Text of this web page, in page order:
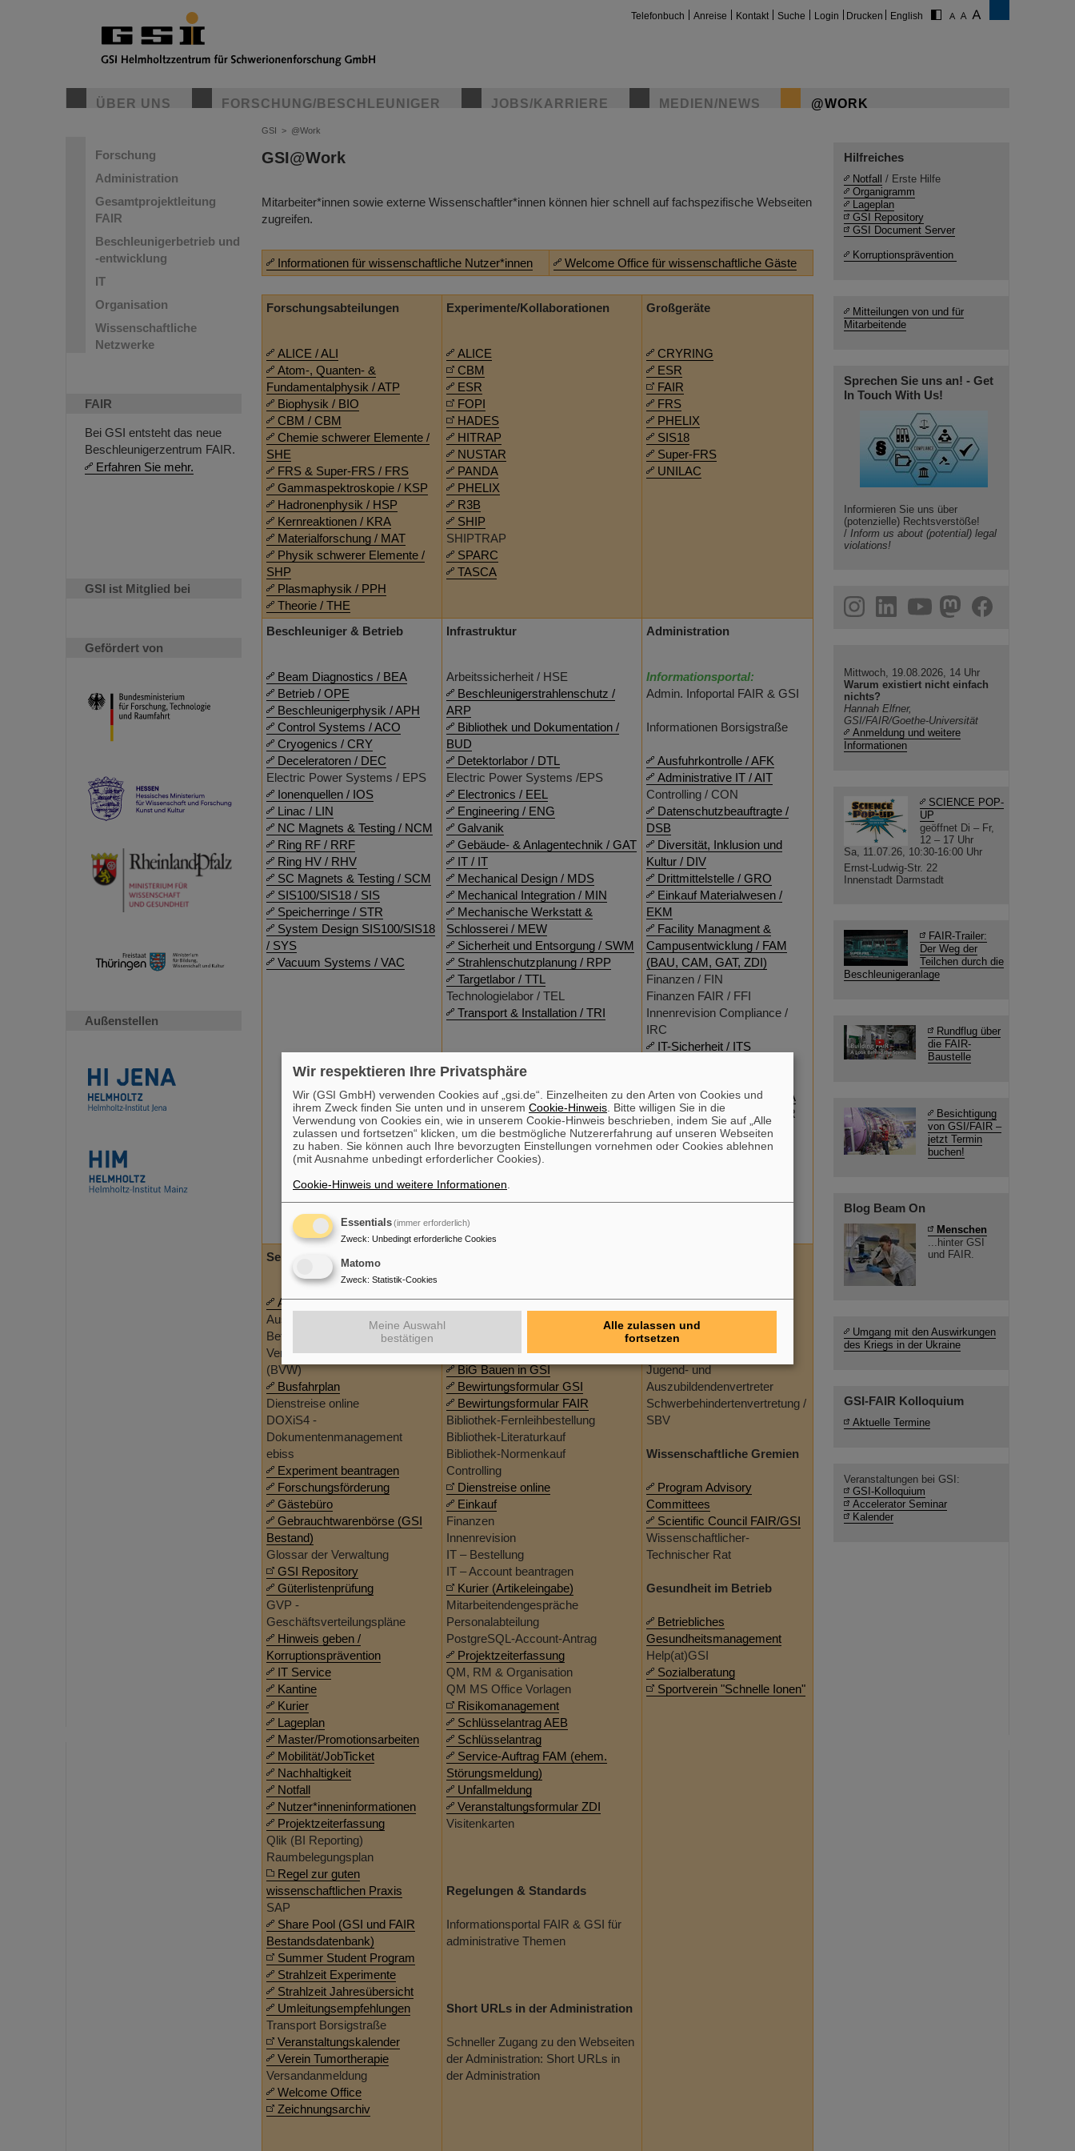
Telefonbuch Anreise Kontakt Suche Login Drucken English
ÜBER UNS FORSCHUNG/BESCHLEUNIGER JOBS/KARRIERE MEDIEN/NEWS @WORK
Forschung
Administration
Gesamtprojektleitung
FAIR
Beschleunigerbetrieb und
-entwicklung
IT
Organisation
Wissenschaftliche
Netzwerke
FAIR
Bei GSI entsteht das neue
Beschleunigerzentrum FAIR.
Erfahren Sie mehr.
GSI ist Mitglied bei
Gefördert von
Außenstellen
GSI > @Work
GSI@Work
Mitarbeiter*innen sowie externe Wissenschaftler*innen können hier schnell auf fachspezifische Webseiten
zugreifen.
Informationen für wissenschaftliche Nutzer*innen Welcome Office für wissenschaftliche Gäste
Forschungsabteilungen
ALICE / ALI
Atom-, Quanten- &
Fundamentalphysik / ATP
Biophysik / BIO
CBM / CBM
Chemie schwerer Elemente /
SHE
FRS & Super-FRS / FRS
Gammaspektroskopie / KSP
Hadronenphysik / HSP
Kernreaktionen / KRA
Materialforschung / MAT
Physik schwerer Elemente /
SHP
Plasmaphysik / PPH
Theorie / THE
Experimente/Kollaborationen
ALICE
CBM
ESR
FOPI
HADES
HITRAP
NUSTAR
PANDA
PHELIX
R3B
SHIP
SHIPTRAP
SPARC
TASCA
Großgeräte
CRYRING
ESR
FAIR
FRS
PHELIX
SIS18
Super-FRS
UNILAC
Beschleuniger & Betrieb
Beam Diagnostics / BEA
Betrieb / OPE
Beschleunigerphysik / APH
Control Systems / ACO
Cryogenics / CRY
Deceleratoren / DEC
Electric Power Systems / EPS
Ionenquellen / IOS
Linac / LIN
NC Magnets & Testing / NCM
Ring RF / RRF
Ring HV / RHV
SC Magnets & Testing / SCM
SIS100/SIS18 / SIS
Speicherringe / STR
System Design SIS100/SIS18
/ SYS
Vacuum Systems / VAC
Infrastruktur
Arbeitssicherheit / HSE
Beschleunigerstrahlenschutz /
ARP
Bibliothek und Dokumentation /
BUD
Detektorlabor / DTL
Electric Power Systems /EPS
Electronics / EEL
Engineering / ENG
Galvanik
Gebäude- & Anlagentechnik / GAT
IT / IT
Mechanical Design / MDS
Mechanical Integration / MIN
Mechanische Werkstatt &
Schlosserei / MEW
Sicherheit und Entsorgung / SWM
Strahlenschutzplanung / RPP
Targetlabor / TTL
Technologielabor / TEL
Transport & Installation / TRI
Administration
Informationsportal:
Admin. Infoportal FAIR & GSI
Informationen Borsigstraße
Ausfuhrkontrolle / AFK
Administrative IT / AIT
Controlling / CON
Datenschutzbeauftragte /
DSB
Diversität, Inklusion und
Kultur / DIV
Drittmittelstelle / GRO
Einkauf Materialwesen /
EKM
Facility Managment &
Campusentwicklung / FAM
(BAU, CAM, GAT, ZDI)
Finanzen / FIN
Finanzen FAIR / FFI
Innenrevision Compliance /
IRC
IT-Sicherheit / ITS
Öffentlichkeitsarbeit / POA
Personalmanagement / PER
QM, RM & Organisation /
QMO
Service
Arbeiten bei GSI
Ausweismanagement
Betriebliches
Verbesserungsvorschlagswesen
(BVW)
Busfahrplan
Dienstreise online
DOXiS4 -
Dokumentenmanagement
ebiss
Experiment beantragen
Forschungsförderung
Gästebüro
Gebrauchtwarenbörse (GSI
Bestand)
Glossar der Verwaltung
GSI Repository
Güterlistenprüfung
GVP -
Geschäftsverteilungspläne
Hinweis geben /
Korruptionsprävention
IT Service
Kantine
Kurier
Lageplan
Master/Promotionsarbeiten
Mobilität/JobTicket
Nachhaltigkeit
Notfall
Nutzer*inneninformationen
Projektzeiterfassung
Qlik (BI Reporting)
Raumbelegungsplan
Regel zur guten
wissenschaftlichen Praxis
SAP
Share Pool (GSI und FAIR
Bestandsdatenbank)
Summer Student Program
Strahlzeit Experimente
Strahlzeit Jahresübersicht
Umleitungsempfehlungen
Transport Borsigstraße
Veranstaltungskalender
Verein Tumortherapie
Versandanmeldung
Welcome Office
Zeichnungsarchiv
Anzeige: Diebstahl / Verlust /
Arbeitserlaubnis für Fremdfirmen
(F17)9884
BiG Bauen in GSI
Bewirtungsformular GSI
Bewirtungsformular FAIR
Bibliothek-Fernleihbestellung
Bibliothek-Literaturkauf
Bibliothek-Normenkauf
Controlling
Dienstreise online
Einkauf
Finanzen
Innenrevision
IT – Bestellung
IT – Account beantragen
Kurier (Artikeleingabe)
Mitarbeitendengespräche
Personalabteilung
PostgreSQL-Account-Antrag
Projektzeiterfassung
QM, RM & Organisation
QM MS Office Vorlagen
Risikomanagement
Schlüsselantrag AEB
Schlüsselantrag
Service-Auftrag FAM (ehem.
Störungsmeldung)
Unfallmeldung
Veranstaltungsformular ZDI
Visitenkarten
Regelungen & Standards
Informationsportal FAIR & GSI für
administrative Themen
Short URLs in der Administration
Schneller Zugang zu den Webseiten
der Administration: Short URLs in
der Administration
Betriebsrat / BTR
Doktorandenvertretung
Gleichstellungsgremium /
GLG
Jugend- und
Auszubildendenvertreter
Schwerbehindertenvertretung /
SBV
Wissenschaftliche Gremien
Program Advisory
Committees
Scientific Council FAIR/GSI
Wissenschaftlicher-
Technischer Rat
Gesundheit im Betrieb
Betriebliches
Gesundheitsmanagement
Help(at)GSI
Sozialberatung
Sportverein "Schnelle Ionen"
Hilfreiches
Notfall
/ Erste Hilfe
Organigramm
Lageplan
GSI Repository
GSI Document Server
Korruptionsprävention
Mitteilungen von und für
Mitarbeitende
Sprechen Sie uns an! - Get
In Touch With Us!
Informieren Sie uns über
(potenzielle) Rechtsverstöße!
/ Inform us about (potential) legal
violations!
helmholtz.social
facebook
Mittwoch, 19.08.2026, 14 Uhr
Warum existiert nicht einfach
nichts?
Hannah Elfner,
GSI/FAIR/Goethe-Universität
Anmeldung und weitere
Informationen
SCIENCE POP-
UP
geöffnet Di – Fr,
12 – 17 Uhr
Sa, 11.07.26, 10:30-16:00 Uhr
Ernst-Ludwig-Str. 22
Innenstadt Darmstadt
FAIR-Trailer:
Der Weg der
Teilchen durch die
Beschleunigeranlage
Rundflug über
die FAIR-
Baustelle
Besichtigung
von GSI/FAIR –
jetzt Termin
buchen!
Blog Beam On
Menschen
...hinter GSI
und FAIR.
Umgang mit den Auswirkungen
des Kriegs in der Ukraine
GSI-FAIR Kolloquium
Aktuelle Termine
Veranstaltungen bei GSI:
GSI-Kolloquium
Accelerator Seminar
Kalender
Wir respektieren Ihre Privatsphäre
Wir (GSI GmbH) verwenden Cookies auf „gsi.de“. Einzelheiten zu den Arten von Cookies und
ihrem Zweck finden Sie unten und in unserem Cookie-Hinweis . Bitte willigen Sie in die
Verwendung von Cookies ein, wie in unserem Cookie-Hinweis beschrieben, indem Sie auf „Alle
zulassen und fortsetzen“ klicken, um die bestmögliche Nutzererfahrung auf unseren Webseiten
zu haben. Sie können auch Ihre bevorzugten Einstellungen vornehmen oder Cookies ablehnen
(mit Ausnahme unbedingt erforderlicher Cookies).
Cookie-Hinweis und weitere Informationen
Essentials(immer erforderlich)
Zweck: Unbedingt erforderliche Cookies
Matomo
Zweck: Statistik-Cookies
Meine Auswahl
bestätigen
Alle zulassen und
fortsetzen